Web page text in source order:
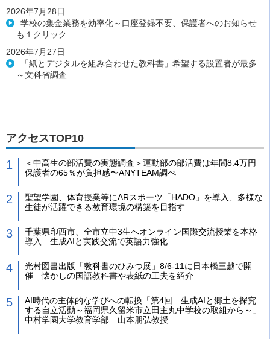
2026年7月28日
学校の集金業務を効率化～口座登録不要、保護者へのお知らせ
も１クリック
2026年7月27日
「紙とデジタルを組み合わせた教科書」希望する設置者が最多
～文科省調査
アクセスTOP10
＜中高生の部活費の実態調査＞運動部の部活費は年間8.4万円
保護者の65％が負担感〜ANYTEAM調べ
聖望学園、体育授業等にARスポーツ「HADO」を導入、多様な
生徒が活躍できる教育環境の構築を目指す
千葉県印西市、全市立中3生へオンライン国際交流授業を本格
導入 生成AIと実践交流で英語力強化
光村図書出版「教科書のひみつ展」8/6-11に日本橋三越で開
催 懐かしの国語教科書や表紙の工夫を紹介
AI時代の主体的な学びへの転換「第4回 生成AIと郷土を探究
する自立活動～福岡県久留米市立田主丸中学校の取組から～」
中村学園大学教育学部 山本朋弘教授